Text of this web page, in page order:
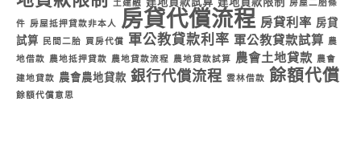
土建融 房屋二胎條
件 房屋抵押貸款非本人 房貸代償流程 房貸利率 房貸
試算
民間二胎 買房代償 軍公教貸款利率 軍公教貸款試算
農
地借款
農地抵押貸款 農地貸款流程 農地貸款試算 農會土地貸款 農會
建地貸款 農會農地貸款 銀行代償流程 雲林借款 餘額代償
餘額代償意思